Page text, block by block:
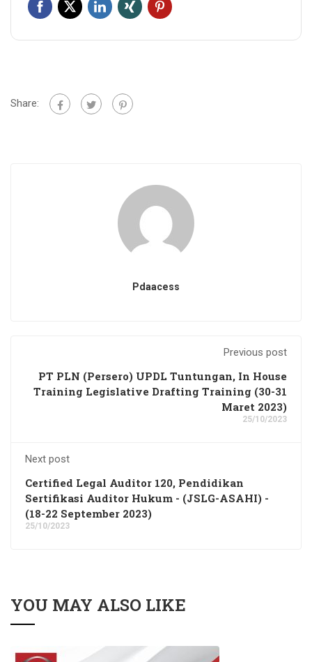
Share:
Pdaacess
Previous post
PT PLN (Persero) UPDL Tuntungan, In House
Training Legislative Drafting Training (30-31
Maret 2023)
25/10/2023
Next post
Certified Legal Auditor 120, Pendidikan
Sertifikasi Auditor Hukum - (JSLG-ASAHI) -
(18-22 September 2023)
25/10/2023
YOU MAY ALSO LIKE